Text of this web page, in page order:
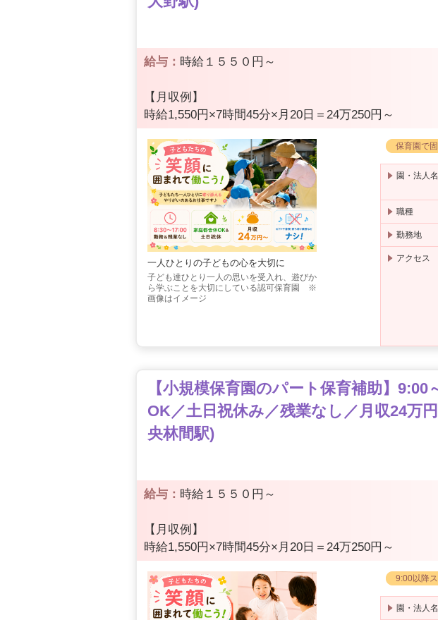
給与： 時給１５５０円～
【月収例】
時給1,550円×7時間45分×月20日＝24万250円～
一人ひとりの子どもの心を大切に
子ども達ひとり一人の思いを受入れ、遊びか
ら学ぶことを大切にしている認可保育園 ※
画像はイメージ
保育園で
園・法人名
職種
勤務地
アクセス
【小規模保育園のパート保育補助】
OK／土日祝休み／残業なし／月収24万
央林間駅)
給与： 時給１５５０円～
【月収例】
時給1,550円×7時間45分×月20日＝24万250円～
9:00以降
園・法人名